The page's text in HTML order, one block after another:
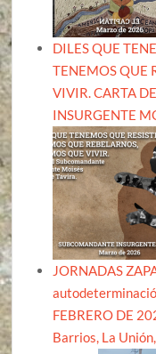
DILES QUE
TENEMOS QUE
VIVIR. CARTA
INSURGENTE
JORNADAS
FEBRERO DE
Barrios, La